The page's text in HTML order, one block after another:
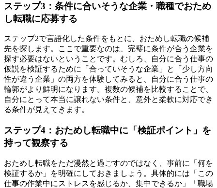
ステップ3：条件に合いそうな企業・職種でおため
し転職に応募する
ステップ2で言語化した条件をもとに、おためし転職の候補
先を探します。ここで重要なのは、完璧に条件が合う企業を
探す必要はないということです。むしろ、自分に合う仕事の
仮説を検証するために「合っていそうな企業」と「少し方向
性が違う企業」の両方を体験してみると、自分に合う仕事の
輪郭がより鮮明になります。複数の候補を比較することで、
自分にとって本当に譲れない条件と、意外と柔軟に対応でき
る条件が見えてきます。
ステップ4：おためし転職中に「検証ポイント」を
持って観察する
おためし転職をただ漫然と過ごすのではなく、事前に「何を
検証するか」を明確にしておきましょう。具体的には「この
仕事の作業中にストレスを感じるか、集中できるか」「職場